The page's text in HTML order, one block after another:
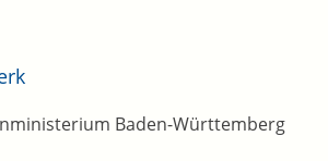
Baden-Württemberg